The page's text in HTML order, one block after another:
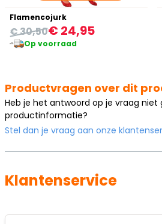
Flamencojurk
€ 24,95
€ 30,50
Op voorraad
Productvragen over dit
Heb je het antwoord op je vraag niet
productinformatie?
Stel dan je vraag aan onze
Klantenservice